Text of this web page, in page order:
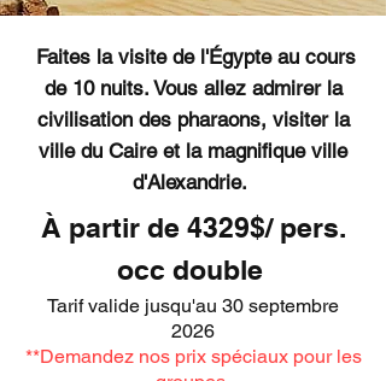
Faites la visite de l'Égypte au cours
de 10 nuits. Vous allez admirer la
civilisation des pharaons, visiter la
ville du Caire et la magnifique ville
d'Alexandrie.
À partir de 4329$/ pers.
occ double
Tarif valide jusqu'au 30 septembre
2026
**Demandez nos prix spéciaux pour les